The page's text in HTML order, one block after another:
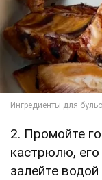
2. Промойте
кастрюлю,
залейте